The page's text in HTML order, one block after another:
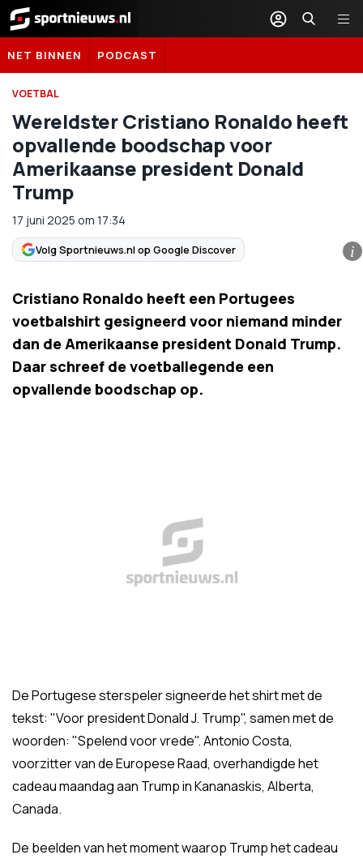
Sportnieuws.nl
NET BINNEN PODCAST
VOETBAL
Wereldster Cristiano Ronaldo heeft
opvallende boodschap voor
Amerikaanse president Donald
Trump
17 juni 2025 om 17:34
Volg Sportnieuws.nl op Google Discover i
Cristiano Ronaldo heeft een Portugees
voetbalshirt gesigneerd voor niemand minder
dan de Amerikaanse president Donald Trump.
Daar schreef de voetballegende een
opvallende boodschap op.
De Portugese sterspeler signeerde het shirt met de
tekst: "Voor president Donald J. Trump", samen met de
woorden: "Spelend voor vrede". Antonio Costa,
voorzitter van de Europese Raad, overhandigde het
cadeau maandag aan Trump in Kananaskis, Alberta,
Canada.
De beelden van het moment waarop Trump het cadeau